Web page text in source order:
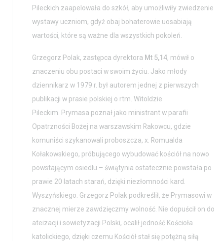
Aktualności
Nauka
Pileckich zaapelowała do szkół, aby umożliwiły zwiedzenie
wystawy uczniom, gdyż obaj bohaterowie uosabiają
wartości, które są ważne dla wszystkich pokoleń.
Grzegorz Polak, zastępca dyrektora Mt 5,14, mówił o
znaczeniu obu postaci w swoim życiu. Jako młody
dziennikarz w 1979 r. był autorem jednej z pierwszych
publikacji w prasie polskiej o rtm. Witoldzie
Pileckim. Prymasa poznał jako ministrant w parafii
Opatrzności Bożej na warszawskim Rakowcu, gdzie
komuniści szykanowali proboszcza, x. Romualda
Kołakowskiego, próbującego wybudować kościół na nowo
powstającym osiedlu – świątynia ostatecznie powstała po
prawie 20 latach starań, dzięki niezłomności kard.
Wyszyńskiego. Grzegorz Polak podkreślił, że Prymasowi w
znacznej mierze zawdzięczmy wolność. Nie dopuścił on do
ateizacji i sowietyzacji Polski, ocalił jedność Kościoła
katolickiego, dzięki czemu Kościół stał się potężną siłą